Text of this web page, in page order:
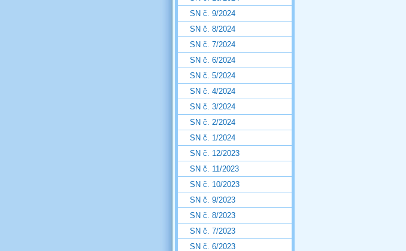
SN č. 9/2024
SN č. 8/2024
SN č. 7/2024
SN č. 6/2024
SN č. 5/2024
SN č. 4/2024
SN č. 3/2024
SN č. 2/2024
SN č. 1/2024
SN č. 12/2023
SN č. 11/2023
SN č. 10/2023
SN č. 9/2023
SN č. 8/2023
SN č. 7/2023
SN č. 6/2023